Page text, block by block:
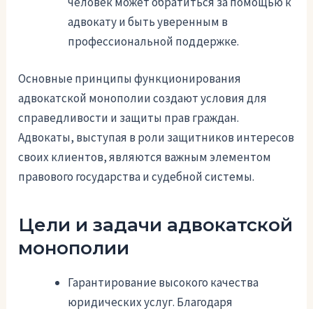
адвокату и быть уверенным в
профессиональной поддержке.
Основные принципы функционирования
адвокатской монополии создают условия для
справедливости и защиты прав граждан.
Адвокаты, выступая в роли защитников интересов
своих клиентов, являются важным элементом
правового государства и судебной системы.
Цели и задачи адвокатской
монополии
Гарантирование высокого качества
юридических услуг. Благодаря